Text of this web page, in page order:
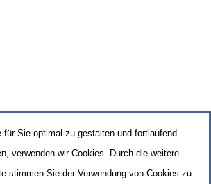
für Sie optimal zu gestalten und fortlaufend
verwenden wir Cookies. Durch die weitere
stimmen Sie der Verwendung von Cookies zu.